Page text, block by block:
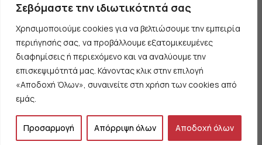
Σεβόμαστε την ιδιωτικότητά σας
Χρησιμοποιούμε cookies για να βελτιώσουμε την εμπειρία
περιήγησής σας, να προβάλλουμε εξατομικευμένες
διαφημίσεις ή περιεχόμενο και να αναλύουμε την
επισκεψιμότητά μας. Κάνοντας κλικ στην επιλογή
«Αποδοχή Όλων», συναινείτε στη χρήση των cookies από
εμάς.
Προσαρμογή Απόρριψη όλων Αποδοχή όλων
Εγγραφή